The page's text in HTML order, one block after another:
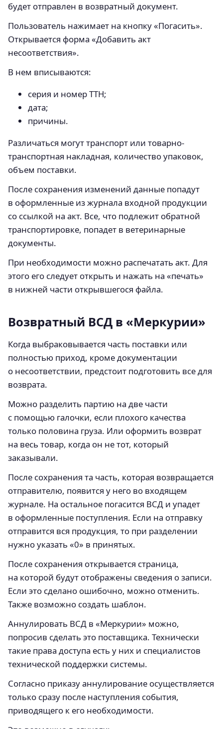
будет отправлен в возвратный документ.
Пользователь нажимает на кнопку «Погасить».
Открывается форма «Добавить акт
несоответствия».
В нем вписываются:
серия и номер ТТН;
дата;
причины.
Различаться могут транспорт или товарно-
транспортная накладная, количество упаковок,
объем поставки.
После сохранения изменений данные попадут
в оформленные из журнала входной продукции
со ссылкой на акт. Все, что подлежит обратной
транспортировке, попадет в ветеринарные
документы.
При необходимости можно распечатать акт. Для
этого его следует открыть и нажать на «печать»
в нижней части открывшегося файла.
Возвратный ВСД в «Меркурии»
Когда выбраковывается часть поставки или
полностью приход, кроме документации
о несоответствии, предстоит подготовить все для
возврата.
Можно разделить партию на две части
с помощью галочки, если плохого качества
только половина груза. Или оформить возврат
на весь товар, когда он не тот, который
заказывали.
После сохранения та часть, которая возвращается
отправителю, появится у него во входящем
журнале. На остальное погасится ВСД и упадет
в оформленные поступления. Если на отправку
отправится вся продукция, то при разделении
нужно указать «0» в принятых.
После сохранения открывается страница,
на которой будут отображены сведения о записи.
Если это сделано ошибочно, можно отменить.
Также возможно создать шаблон.
Аннулировать ВСД в «Меркурии» можно,
попросив сделать это поставщика. Технически
такие права доступа есть у них и специалистов
технической поддержки системы.
Согласно приказу аннулирование осуществляется
только сразу после наступления события,
приводящего к его необходимости.